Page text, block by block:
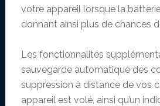
votre appareil lorsque la
donnant ainsi plus de chances
Les fonctionnalités
sauvegarde automatique des
suppression à distance de vos
appareil est volé, ainsi qu’un